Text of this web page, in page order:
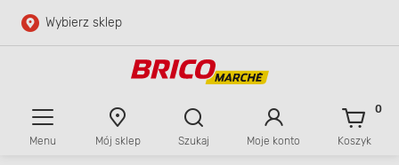
Przejdź do głównej zawartości
Wybierz sklep
Menu Mój sklep Szukaj Moje konto Koszyk
0